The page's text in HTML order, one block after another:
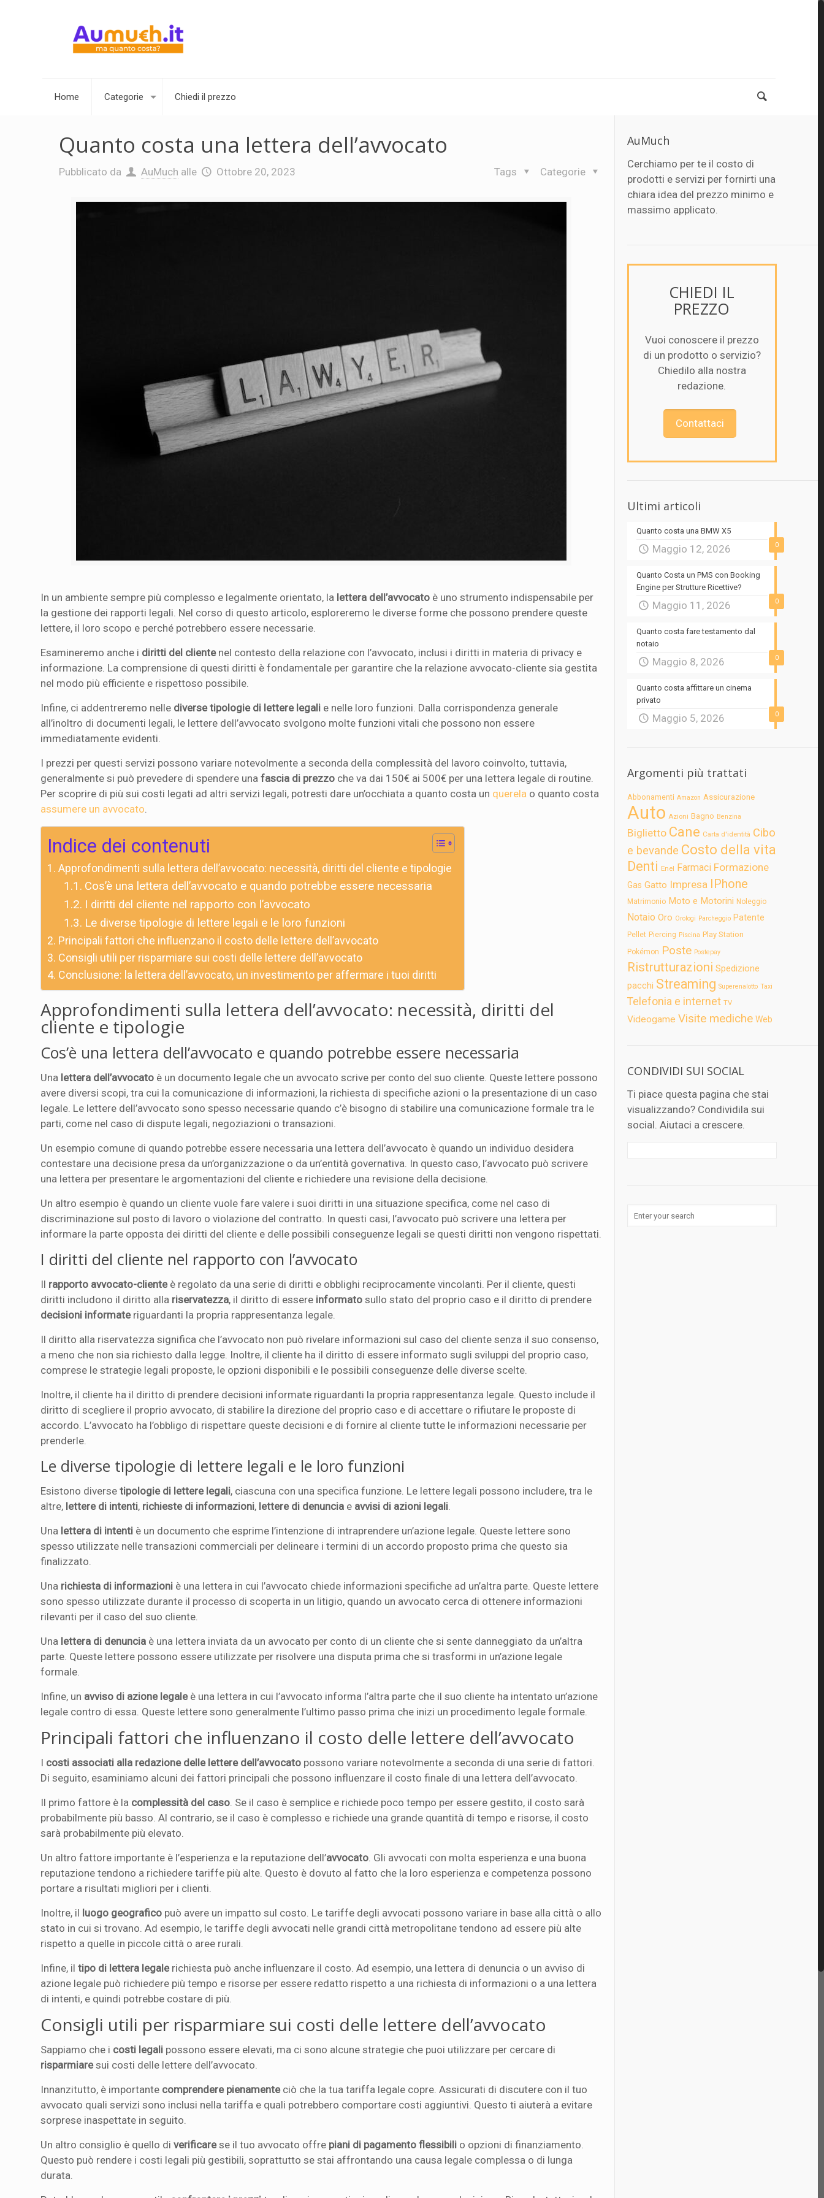
Home Categorie Chiedi il prezzo
Quanto costa una lettera dell’avvocato
Pubblicato da AuMuch alle Ottobre 20, 2023 Categorie
Tags
In un ambiente sempre più complesso e legalmente orientato, la lettera dell’avvocato è uno strumento indispensabile per
la gestione dei rapporti legali. Nel corso di questo articolo, esploreremo le diverse forme che possono prendere queste
lettere, il loro scopo e perché potrebbero essere necessarie.
Esamineremo anche i diritti del clientenel contesto della relazione con l’avvocato, inclusi i diritti in materia di privacy e
informazione. La comprensione di questi diritti è fondamentale per garantire che la relazione avvocato-cliente sia gestita
nel modo più efficiente e rispettoso possibile.
Infine, ci addentreremo nelle diverse tipologie di lettere legali e nelle loro funzioni. Dalla corrispondenza generale
all’inoltro di documenti legali, le lettere dell’avvocato svolgono molte funzioni vitali che possono non essere
immediatamente evidenti.
I prezzi per questi servizi possono variare notevolmente a seconda della complessità del lavoro coinvolto, tuttavia,
generalmente si può prevedere di spendere unafascia di prezzo che va dai 150€ ai 500€ per una lettera legale di routine.
Per scoprire di più sui costi legati ad altri servizi legali, potresti dare un’occhiata a quanto costa un querela o quanto costa
assumere un avvocato.
Indice dei contenuti
Approfondimenti sulla lettera dell’avvocato: necessità, diritti del cliente e tipologie
Cos’è una lettera dell’avvocato e quando potrebbe essere necessaria
I diritti del cliente nel rapporto con l’avvocato
Le diverse tipologie di lettere legali e le loro funzioni
Principali fattori che influenzano il costo delle lettere dell’avvocato
Consigli utili per risparmiare sui costi delle lettere dell’avvocato
Conclusione: la lettera dell’avvocato, un investimento per affermare i tuoi diritti
Approfondimenti sulla lettera dell’avvocato: necessità, diritti del
cliente e tipologie
Cos’è una lettera dell’avvocato e quando potrebbe essere necessaria
Una lettera dell’avvocato è un documento legale che un avvocato scrive per conto del suo cliente. Queste lettere possono
avere diversi scopi, tra cui la comunicazione di informazioni, la richiesta di specifiche azioni o la presentazione di un caso
legale. Le lettere dell’avvocato sono spesso necessarie quando c’è bisogno di stabilire una comunicazione formale tra le
parti, come nel caso di dispute legali, negoziazioni o transazioni.
Un esempio comune di quando potrebbe essere necessaria una lettera dell’avvocato è quando un individuo desidera
contestare una decisione presa da un’organizzazione o da un’entità governativa. In questo caso, l’avvocato può scrivere
una lettera per presentare le argomentazioni del cliente e richiedere una revisione della decisione.
Un altro esempio è quando un cliente vuole fare valere i suoi diritti in una situazione specifica, come nel caso di
discriminazione sul posto di lavoro o violazione del contratto. In questi casi, l’avvocato può scrivere una lettera per
informare la parte opposta dei diritti del cliente e delle possibili conseguenze legali se questi diritti non vengono rispettati.
I diritti del cliente nel rapporto con l’avvocato
Il rapporto avvocato-clienteè regolato da una serie di diritti e obblighi reciprocamente vincolanti. Per il cliente, questi
diritti includono il diritto alla riservatezza, il diritto di essere informato sullo stato del proprio caso e il diritto di prendere
decisioni informateriguardanti la propria rappresentanza legale.
Il diritto alla riservatezza significa che l’avvocato non può rivelare informazioni sul caso del cliente senza il suo consenso,
a meno che non sia richiesto dalla legge. Inoltre, il cliente ha il diritto di essere informato sugli sviluppi del proprio caso,
comprese le strategie legali proposte, le opzioni disponibili e le possibili conseguenze delle diverse scelte.
Inoltre, il cliente ha il diritto di prendere decisioni informate riguardanti la propria rappresentanza legale. Questo include il
diritto di scegliere il proprio avvocato, di stabilire la direzione del proprio caso e di accettare o rifiutare le proposte di
accordo. L’avvocato ha l’obbligo di rispettare queste decisioni e di fornire al cliente tutte le informazioni necessarie per
prenderle.
Le diverse tipologie di lettere legali e le loro funzioni
Esistono diversetipologie di lettere legali, ciascuna con una specifica funzione. Le lettere legali possono includere, tra le
altre, lettere di intenti, richieste di informazioni, lettere di denuncia e avvisi di azioni legali.
Una lettera di intenti è un documento che esprime l’intenzione di intraprendere un’azione legale. Queste lettere sono
spesso utilizzate nelle transazioni commerciali per delineare i termini di un accordo proposto prima che questo sia
finalizzato.
Una richiesta di informazioni è una lettera in cui l’avvocato chiede informazioni specifiche ad un’altra parte. Queste lettere
sono spesso utilizzate durante il processo di scoperta in un litigio, quando un avvocato cerca di ottenere informazioni
rilevanti per il caso del suo cliente.
Una lettera di denuncia è una lettera inviata da un avvocato per conto di un cliente che si sente danneggiato da un’altra
parte. Queste lettere possono essere utilizzate per risolvere una disputa prima che si trasformi in un’azione legale
formale.
Infine, un avviso di azione legaleè una lettera in cui l’avvocato informa l’altra parte che il suo cliente ha intentato un’azione
legale contro di essa. Queste lettere sono generalmente l’ultimo passo prima che inizi un procedimento legale formale.
Principali fattori che influenzano il costo delle lettere dell’avvocato
I costi associati alla redazione delle lettere dell’avvocato possono variare notevolmente a seconda di una serie di fattori.
Di seguito, esaminiamo alcuni dei fattori principali che possono influenzare il costo finale di una lettera dell’avvocato.
Il primo fattore è la complessità del caso. Se il caso è semplice e richiede poco tempo per essere gestito, il costo sarà
probabilmente più basso. Al contrario, se il caso è complesso e richiede una grande quantità di tempo e risorse, il costo
sarà probabilmente più elevato.
Un altro fattore importante è l’esperienza e la reputazione dell’avvocato. Gli avvocati con molta esperienza e una buona
reputazione tendono a richiedere tariffe più alte. Questo è dovuto al fatto che la loro esperienza e competenza possono
portare a risultati migliori per i clienti.
Inoltre, il luogo geografico può avere un impatto sul costo. Le tariffe degli avvocati possono variare in base alla città o allo
stato in cui si trovano. Ad esempio, le tariffe degli avvocati nelle grandi città metropolitane tendono ad essere più alte
rispetto a quelle in piccole città o aree rurali.
Infine, iltipo di lettera legalerichiesta può anche influenzare il costo. Ad esempio, una lettera di denuncia o un avviso di
azione legale può richiedere più tempo e risorse per essere redatto rispetto a una richiesta di informazioni o a una lettera
di intenti, e quindi potrebbe costare di più.
Consigli utili per risparmiare sui costi delle lettere dell’avvocato
Sappiamo che i costi legali possono essere elevati, ma ci sono alcune strategie che puoi utilizzare per cercare di
risparmiaresui costi delle lettere dell’avvocato.
Innanzitutto, è importante comprendere pienamenteciò che la tua tariffa legale copre. Assicurati di discutere con il tuo
avvocato quali servizi sono inclusi nella tariffa e quali potrebbero comportare costi aggiuntivi. Questo ti aiuterà a evitare
sorprese inaspettate in seguito.
Un altro consiglio è quello diverificarese il tuo avvocato offre piani di pagamento flessibili o opzioni di finanziamento.
Questo può rendere i costi legali più gestibili, soprattutto se stai affrontando una causa legale complessa o di lunga
durata.
AuMuch
Cerchiamo per te il costo di
prodotti e servizi per fornirti una
chiara idea del prezzo minimo e
massimo applicato.
CHIEDI IL
PREZZO
Vuoi conoscere il prezzo
di un prodotto o servizio?
Chiedilo alla nostra
redazione.
Contattaci
Ultimi articoli
0
Quanto costa una BMW X5
Maggio 12, 2026
0
Quanto Costa un PMS con Booking
Engine per Strutture Ricettive?
Maggio 11, 2026
0
Quanto costa fare testamento dal
notaio
Maggio 8, 2026
0
Quanto costa affittare un cinema
privato
Maggio 5, 2026
Argomenti più trattati
Abbonamenti Amazon Assicurazione
Auto Azioni Bagno Benzina
Biglietto Cane Carta d'identità Cibo
e bevande Costo della vita
Denti Enel Farmaci Formazione
Gas Gatto Impresa IPhone
Matrimonio Moto e Motorini Noleggio
Notaio Oro Orologi Parcheggio Patente
Pellet Piercing Piscina Play Station
Pokémon Poste Postepay
Ristrutturazioni Spedizione
pacchi Streaming Superenalotto Taxi
Telefonia e internet TV
Videogame Visite mediche Web
CONDIVIDI SUI SOCIAL
Ti piace questa pagina che stai
visualizzando? Condividila sui
social. Aiutaci a crescere.